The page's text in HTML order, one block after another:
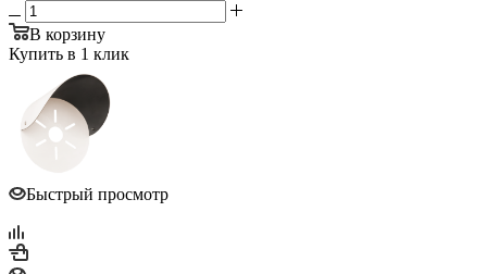
В корзину
Купить в 1 клик
Быстрый просмотр